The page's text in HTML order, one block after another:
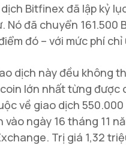
Bitfinex đã lập kỷ
Nó đã chuyển 161.500
đó – với mức phí chỉ
dịch này đều không
lớn nhất từng được
về giao dịch
ngày 16 tháng 11
Trị giá 1,32